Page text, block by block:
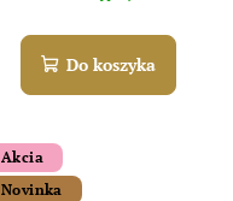
Do koszyka
Akcia
Novinka